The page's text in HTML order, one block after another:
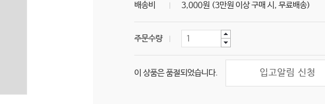
배송비 3,000원 (3만원 이상 구매 시, 무료배송)
주문수량
이 상품은 품절되었습니다. 입고알림 신청